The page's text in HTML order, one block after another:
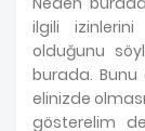
ilgili
olduğunu
burada. Bunu
elinizde
gösterelim